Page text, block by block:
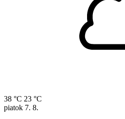
38 °C 23 °C
piatok 7. 8.